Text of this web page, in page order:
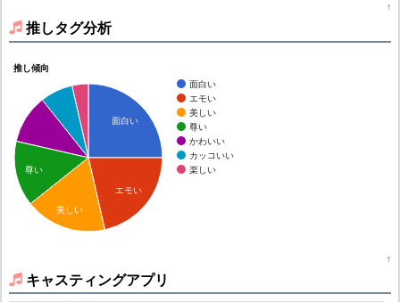
↑
推しタグ分析
推し傾向
面白い
エモい
美しい
尊い
かわいい
カッコいい
楽しい
面白い
エモい
尊い
美しい
↑
キャスティングアプリ